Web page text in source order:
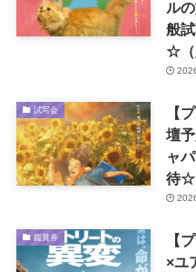
ル
般
☆（
試写会
【
壇
ャ
待☆
鑑賞券
【
×ユ